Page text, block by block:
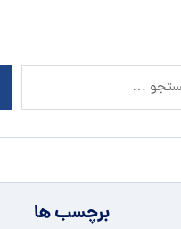
برچسب ها